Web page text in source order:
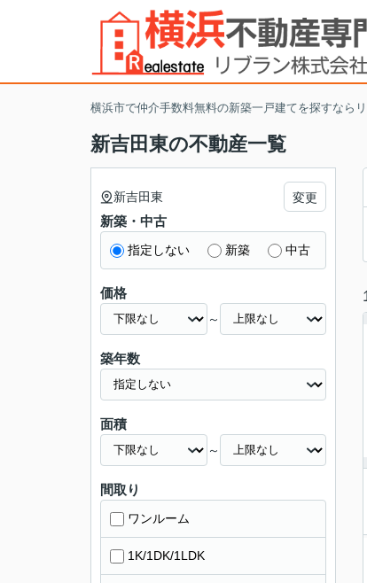
横浜市で仲介手数料無料の新築一戸建てを探すなら
新吉田東の不動産一覧
新吉田東 変更
新築・中古
指定しない 新築 中古
価格
～
築年数
面積
～
間取り
ワンルーム
1K/1DK/1LDK